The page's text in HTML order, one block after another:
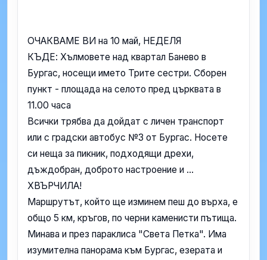
ОЧАКВАМЕ ВИ на 10 май, НЕДЕЛЯ
КЪДЕ: Хълмовете над квартал Банево в
Бургас, носещи името Трите сестри. Сборен
пункт - площада на селото пред църквата в
11.00 часа
Всички трябва да дойдат с личен транспорт
или с градски автобус №3 от Бургас. Носете
си неща за пикник, подходящи дрехи,
дъждобран, доброто настроение и ...
ХВЪРЧИЛА!
Маршрутът, който ще изминем пеш до върха, е
общо 5 км, кръгов, по черни каменисти пътища.
Минава и през параклиса "Света Петка". Има
изумителна панорама към Бургас, езерата и